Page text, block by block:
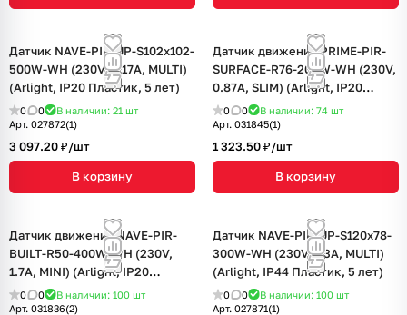
Датчик NAVE-PIR-UP-S102x102-
500W-WH (230V, 2.17A, MULTI)
(Arlight, IP20 Пластик, 5 лет)
0 0 В наличии: 21 шт
Арт. 027872(1)
3 097.20 ₽/шт
В корзину
Датчик движения PRIME-PIR-
SURFACE-R76-200W-WH (230V,
0.87A, SLIM) (Arlight, IP20
Пластик, 5 лет)
0 0 В наличии: 74 шт
Арт. 031845(1)
1 323.50 ₽/шт
В корзину
Датчик движения NAVE-PIR-
BUILT-R50-400W-WH (230V,
1.7A, MINI) (Arlight, IP20
Пластик, 5 лет)
0 0 В наличии: 100 шт
Арт. 031836(2)
Датчик NAVE-PIR-UP-S120x78-
300W-WH (230V, 1.3A, MULTI)
(Arlight, IP44 Пластик, 5 лет)
0 0 В наличии: 100 шт
Арт. 027871(1)